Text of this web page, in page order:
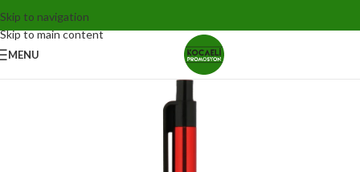
Skip to navigation
Skip to main content
MENU